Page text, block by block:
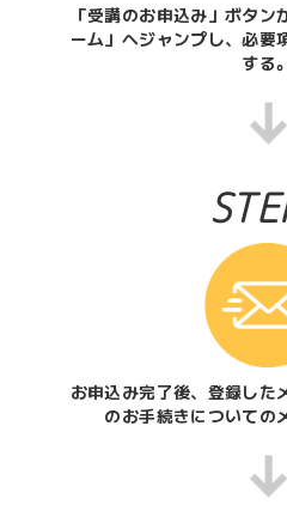
「受講のお申込み」ボタ
ーム」へジャンプし、必要
する。
お申込み完了後、登録した
のお手続きについての